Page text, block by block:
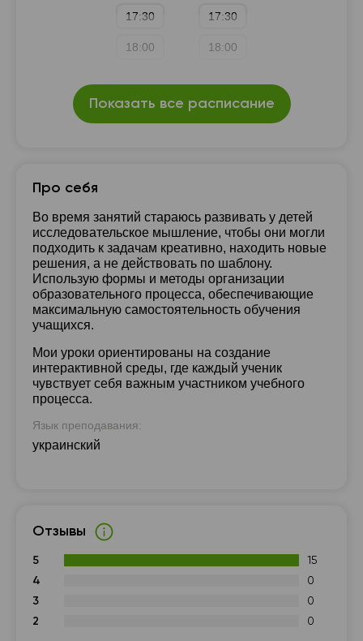
17:30
18:00
17:30
18:00
Показать все расписание
Про себя
Во время занятий стараюсь развивать у детей
исследовательское мышление, чтобы они могли
подходить к задачам креативно, находить новые
решения, а не действовать по шаблону.
Использую формы и методы организации
образовательного процесса, обеспечивающие
максимальную самостоятельность обучения
учащихся.
Мои уроки ориентированы на создание
интерактивной среды, где каждый ученик
чувствует себя важным участником учебного
процесса.
Язык преподавания:
украинский
Отзывы
5
15
4
0
3
0
2
0